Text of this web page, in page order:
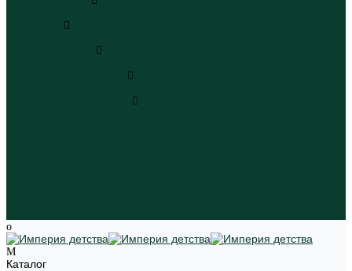
Каталог